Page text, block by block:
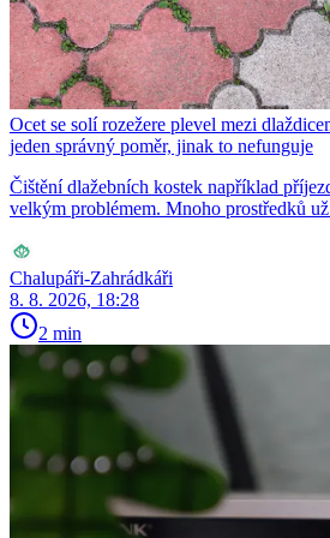
Ocet se solí rozežere plevel mezi
jeden správný poměr, jinak to nefunguje
Čištění dlažebních kostek například
velkým problémem. Mnoho prostředků už
Chalupáři-Zahrádkáři
8. 8. 2026, 18:28
2 min